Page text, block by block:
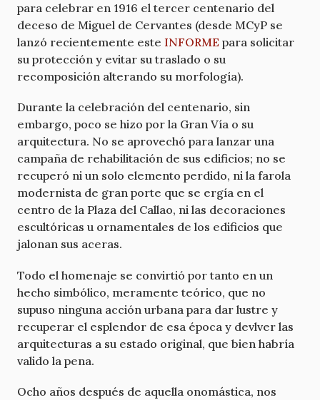
para celebrar en 1916 el tercer centenario del
deceso de Miguel de Cervantes (desde MCyP se
lanzó recientemente este INFORME para solicitar
su protección y evitar su traslado o su
recomposición alterando su morfología).
Durante la celebración del centenario, sin
embargo, poco se hizo por la Gran Vía o su
arquitectura. No se aprovechó para lanzar una
campaña de rehabilitación de sus edificios; no se
recuperó ni un solo elemento perdido, ni la farola
modernista de gran porte que se ergía en el
centro de la Plaza del Callao, ni las decoraciones
escultóricas u ornamentales de los edificios que
jalonan sus aceras.
Todo el homenaje se convirtió por tanto en un
hecho simbólico, meramente teórico, que no
supuso ninguna acción urbana para dar lustre y
recuperar el esplendor de esa época y devlver las
arquitecturas a su estado original, que bien habría
valido la pena.
Ocho años después de aquella onomástica, nos